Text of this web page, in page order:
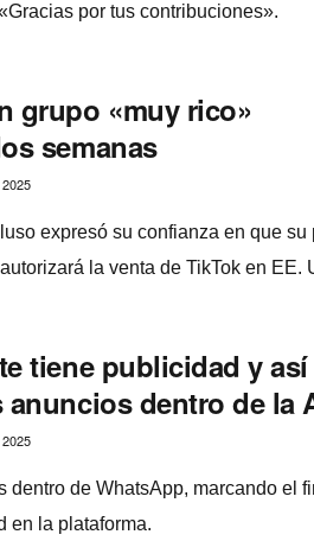
por tus contribuciones».
grupo «muy rico»
semanas
expresó su confianza en que su
la venta de TikTok en EE.
tiene publicidad y así
dentro de la
dentro de WhatsApp, marcando el
en la plataforma.